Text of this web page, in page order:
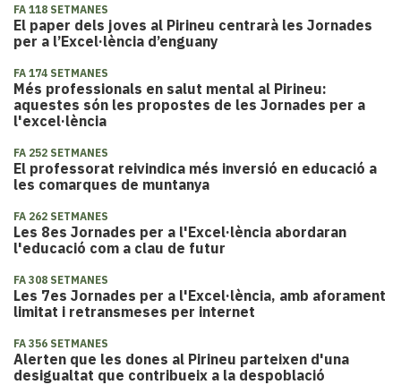
FA 118 SETMANES
El paper dels joves al Pirineu centrarà les Jornades
per a l’Excel·lència d’enguany
FA 174 SETMANES
Més professionals en salut mental al Pirineu:
aquestes són les propostes de les Jornades per a
l'excel·lència
FA 252 SETMANES
El professorat reivindica més inversió en educació a
les comarques de muntanya
FA 262 SETMANES
​Les 8es Jornades per a l'Excel·lència abordaran
l'educació com a clau de futur
FA 308 SETMANES
​Les 7es Jornades per a l'Excel·lència, amb aforament
limitat i retransmeses per internet
FA 356 SETMANES
Alerten que les dones al Pirineu parteixen d'una
desigualtat que contribueix a la despoblació